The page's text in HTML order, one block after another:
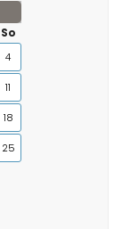
So
4
11
18
25